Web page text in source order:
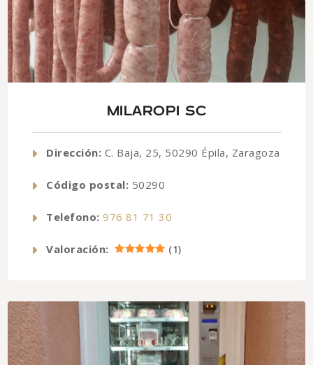
MILAROPI SC
Dirección: C. Baja, 25, 50290 Épila, Zaragoza
Código postal: 50290
Telefono: 976 81 71 30
Valoración: (1)